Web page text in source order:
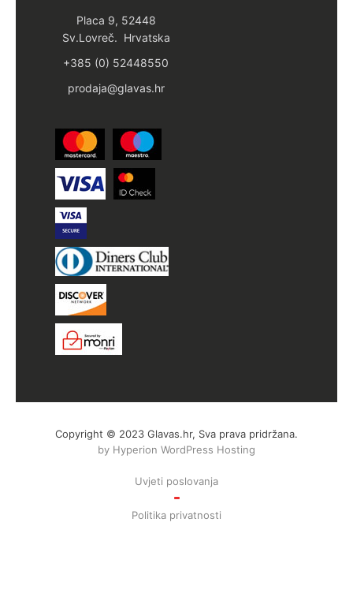
Placa 9, 52448
Sv.Lovreč. Hrvatska
+385 (0) 52448550
prodaja@glavas.hr
Copyright © 2023 Glavas.hr, Sva prava pridržana.
by Hyperion WordPress Hosting
Uvjeti poslovanja
Politika privatnosti